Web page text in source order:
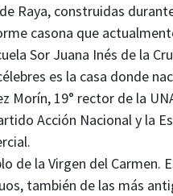
Raya, construidas
casona que
Sor Juana Inés de la
es la casa donde
Morín, 19° rector de la
Acción Nacional y la
de la Virgen del Carmen.
también de las más